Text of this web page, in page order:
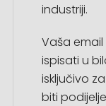
industriji.
Vaša
ispisati u
isključivo
biti